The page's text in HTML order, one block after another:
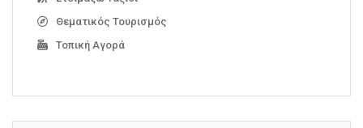
Θεματικός Τουρισμός
Τοπική Αγορά